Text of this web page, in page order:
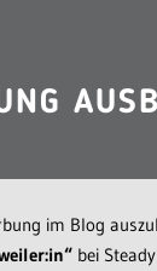
im Blog
bei